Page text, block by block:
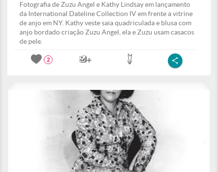
Fotografia de Zuzu Angel e Kathy Lindsay em lançamento
da International Dateline Collection IV em frente a vitrine
de anjo em NY. Kathy veste saia quadriculada e blusa com
anjo bordado criação Zuzu Angel, ela e Zuzu usam casacos
de pele.
2